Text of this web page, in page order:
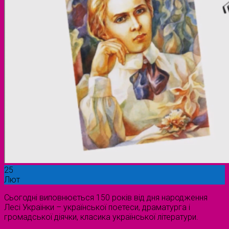
25
Лют
Сьогодні виповнюється 150 років від дня народження
Лесі Українки – української поетеси, драматурга і
громадської діячки, класика української літератури.